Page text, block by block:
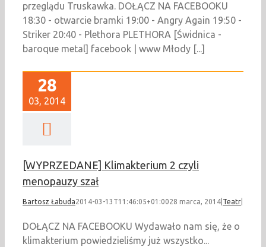
przeglądu Truskawka. DOŁĄCZ NA FACEBOOKU
18:30 - otwarcie bramki 19:00 - Angry Again 19:50 -
Striker 20:40 - Plethora PLETHORA [Świdnica -
baroque metal] facebook | www Młody [...]
28
03, 2014
[WYPRZEDANE] Klimakterium 2 czyli
menopauzy szał
Bartosz Łabuda2014-03-13T11:46:05+01:0028 marca, 2014 Teatr
DOŁĄCZ NA FACEBOOKU Wydawało nam się, że o
klimakterium powiedzieliśmy już wszystko...